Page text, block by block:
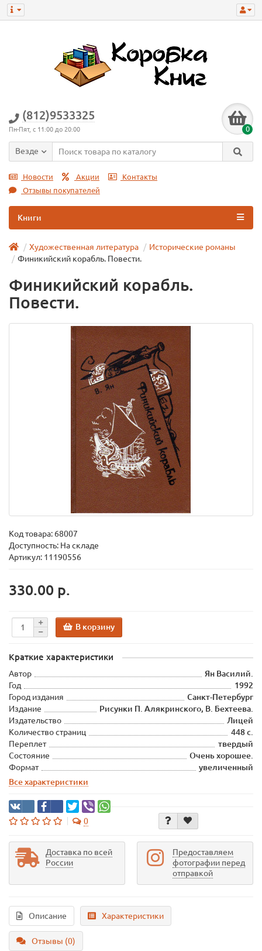
(812)9533325
Пн-Пят, с 11:00 до 20:00 0
Везде
Новости Акции
Контакты
Отзывы покупателей
Книги
Художественная литература
Исторические романы
Финикийский корабль. Повести.
Финикийский корабль.
Повести.
Код товара: 68007
Доступность: На складе
Артикул: 11190556
330.00 р.
В корзину
Краткие характеристики
Автор
Ян Василий.
Год
1992
Город издания
Санкт-Петербург
Издание
Рисунки П. Алякринского, В. Бехтеева.
Издательство
Лицей
Количество страниц
448 с.
Переплет
твердый
Состояние
Очень хорошее.
Формат
увеличенный
Все характеристики
0
Доставка по всей
России
Предоставляем
фотографии перед
отправкой
Описание Характеристики
Отзывы (0)